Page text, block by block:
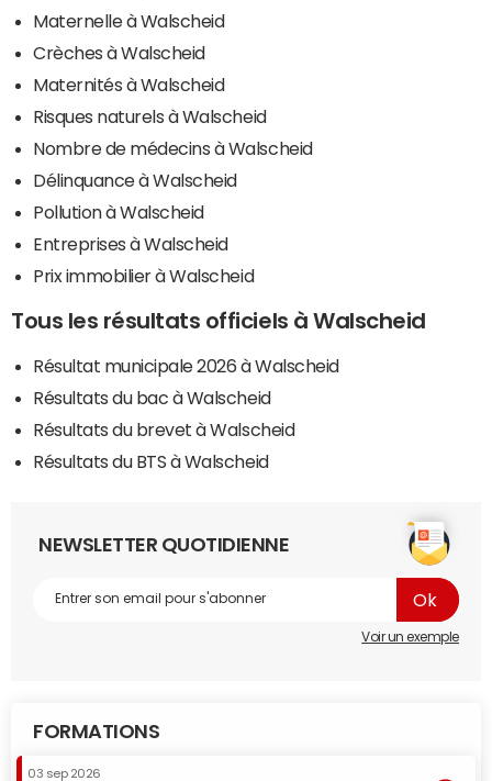
Maternelle à Walscheid
Crèches à Walscheid
Maternités à Walscheid
Risques naturels à Walscheid
Nombre de médecins à Walscheid
Délinquance à Walscheid
Pollution à Walscheid
Entreprises à Walscheid
Prix immobilier à Walscheid
Tous les résultats officiels à Walscheid
Résultat municipale 2026 à Walscheid
Résultats du bac à Walscheid
Résultats du brevet à Walscheid
Résultats du BTS à Walscheid
NEWSLETTER QUOTIDIENNE
Voir un exemple
FORMATIONS
03 sep 2026